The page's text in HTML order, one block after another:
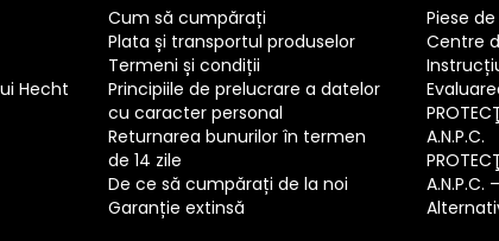
Hecht
Cum să cumpărați
Plata și transportul produselor
Termeni și condiții
Principiile de prelucrare a datelor
cu caracter personal
Returnarea bunurilor în termen
de 14 zile
De ce să cumpărați de la noi
Garanție extinsă
Piese
Centre
A.N.P.C.
A.N.P.C.